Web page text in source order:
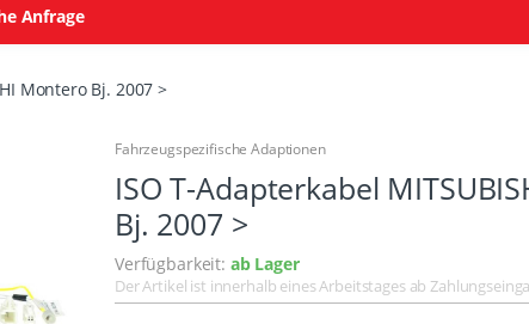
Anfrage
Montero Bj. 2007 >
Fahrzeugspezifische Adaptionen
ISO T-Adapterkabel
Bj. 2007 >
Verfügbarkeit: ab Lager
Der Artikel ist innerhalb eines Arbeitstages ab